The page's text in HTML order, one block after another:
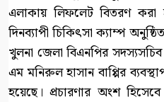
এলাকায় লিফলেট বিতরণ
দিনব্যাপী চিকিৎসা ক্যাম্প
খুলনা জেলা বিএনপির
এম মনিরুল হাসান বাপ্পির
হয়েছে। প্রচারণার অংশ